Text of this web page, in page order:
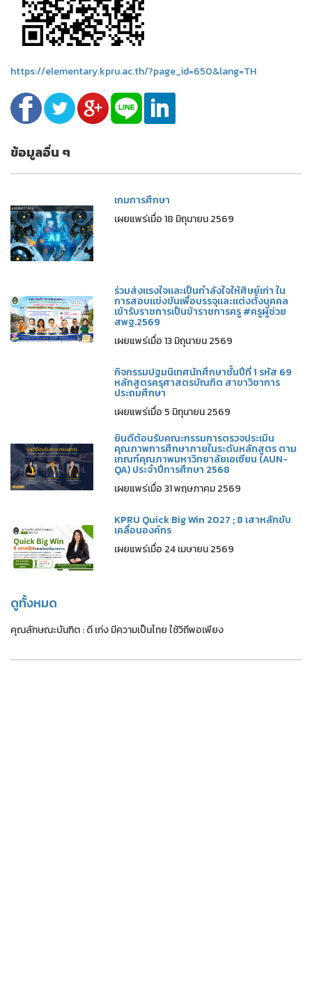
https://elementary.kpru.ac.th/?page_id=650&lang=TH
ข้อมูลอื่น ๆ
เกมการศึกษา
เผยแพร่เมื่อ 18 มิถุนายน 2569
ร่วมส่งแรงใจและเป็นกำลังใจให้ศิษย์เก่า ใน
การสอบแข่งขันเพื่อบรรจุและแต่งตั้งบุคคล
เข้ารับราชการเป็นข้าราชการครู #ครูผู้ช่วย
สพฐ.2569
เผยแพร่เมื่อ 13 มิถุนายน 2569
กิจกรรมปฐมนิเทศนักศึกษาชั้นปีที่ 1 รหัส 69
หลักสูตรครุศาสตรบัณฑิต สาขาวิชาการ
ประถมศึกษา
เผยแพร่เมื่อ 5 มิถุนายน 2569
ยินดีต้อนรับคณะกรรมการตรวจประเมิน
คุณภาพการศึกษาภายในระดับหลักสูตร ตาม
เกณฑ์คุณภาพมหาวิทยาลัยเอเซียน (AUN-
QA) ประจำปีการศึกษา 2568
เผยแพร่เมื่อ 31 พฤษภาคม 2569
KPRU Quick Big Win 2027 ; 8 เสาหลักขับ
เคลื่อนองค์กร
เผยแพร่เมื่อ 24 เมษายน 2569
ดูทั้งหมด
คุณลักษณะบันฑิต : ดี เก่ง มีความเป็นไทย ใช้วิถีพอเพียง